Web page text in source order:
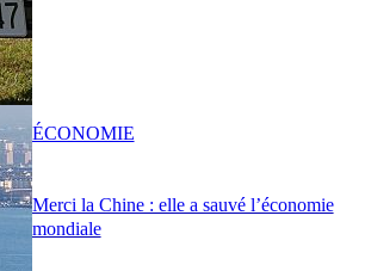
Merci la Chine : elle a sauvé l’économie
mondiale
ÉCONOMIE